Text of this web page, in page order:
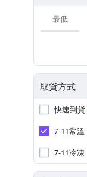
取貨方式
快速到貨
7-11常溫
7-11冷凍